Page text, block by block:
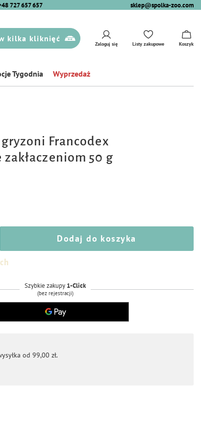
727 657 657 sklep@spolka-zoo.com
kilka kliknięć
Zaloguj się Listy zakupowe Koszyk
Tygodnia Wyprzedaż
Francodex
50 g
Dodaj do koszyka
Szybkie zakupy 1-Click
(bez rejestracji)
od 99,00 zł.